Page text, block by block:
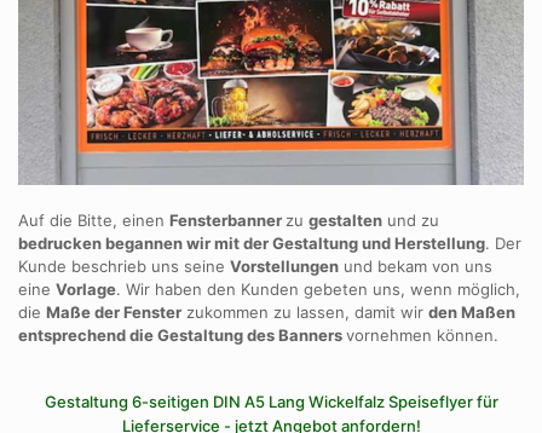
Auf die Bitte, einen Fensterbannerzu gestalten und zu
bedrucken begannen wir mit der Gestaltung und Herstellung. Der
Kunde beschrieb uns seine Vorstellungen und bekam von uns
eine Vorlage. Wir haben den Kunden gebeten uns, wenn möglich,
die Maße der Fenster zukommen zu lassen, damit wir den Maßen
entsprechend die Gestaltung des Bannersvornehmen können.
Gestaltung 6-seitigen DIN A5 Lang Wickelfalz Speiseflyer für
Lieferservice - jetzt Angebot anfordern!